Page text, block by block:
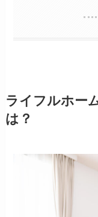
ライフルホー
は？